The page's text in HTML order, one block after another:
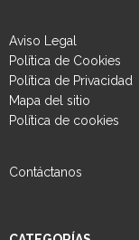
Aviso Legal
Política de Cookies
Política de Privacidad
Mapa del sitio
Política de cookies
Contáctanos